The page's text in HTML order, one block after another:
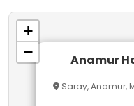
üretkenliğini
alanlarda
Anamur
Saray, Anamur,
+
−